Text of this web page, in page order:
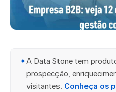
✦A Data Stone tem
prospecção,
visitantes. Conheça os